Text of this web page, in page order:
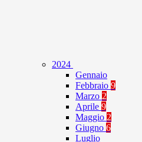
2024
Gennaio
Febbraio 9
Marzo 2
Aprile 9
Maggio 2
Giugno 6
Luglio